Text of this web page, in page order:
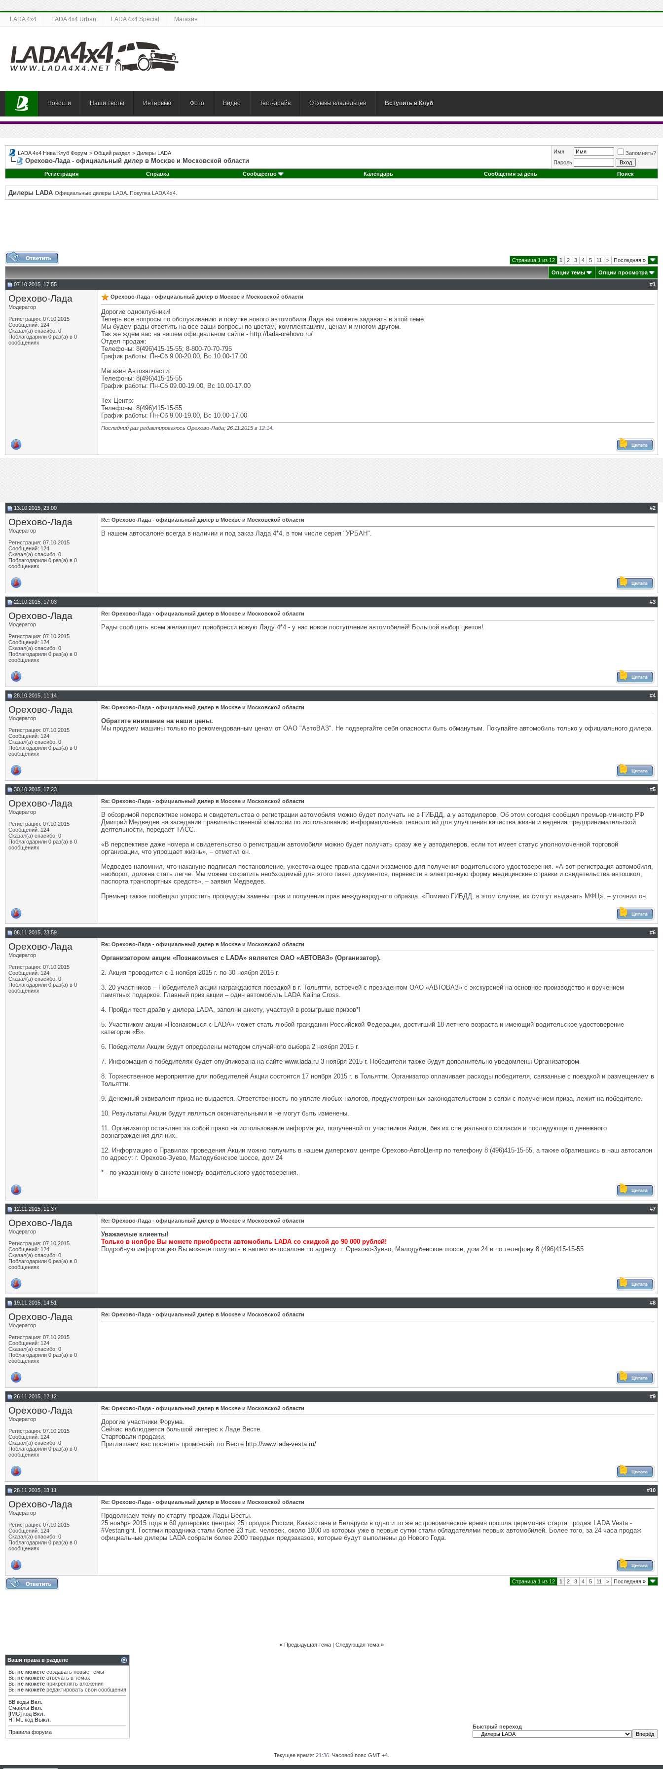
LADA 4x4 LADA 4x4 Urban LADA 4x4 Special Магазин
Новости Наши тесты Интервью Фото Видео Тест-драйв Отзывы владельцев Вступить в Клуб
LADA 4x4 Нива Клуб Форум > Общий раздел > Дилеры LADA
Орехово-Лада - официальный дилер в Москве и Московской области
Имя
Запомнить?
Пароль
Регистрация
Справка Сообщество Календарь Сообщения за день Поиск
Дилеры LADA Официальные дилеры LADA. Покупка LADA 4x4.
Страница 1 из 12 1 2 3 4 5 11 > Последняя »
Опции темы
Опции просмотра
07.10.2015, 17:55
#1
Орехово-Лада
Модератор
Регистрация: 07.10.2015
Сообщений: 124
Сказал(а) спасибо: 0
Поблагодарили 0 раз(а) в 0
сообщениях
Орехово-Лада - официальный дилер в Москве и Московской области
Дорогие одноклубники!
Теперь все вопросы по обслуживанию и покупке нового автомобиля Лада вы можете задавать в этой теме.
Мы будем рады ответить на все ваши вопросы по цветам, комплектациям, ценам и многом другом.
Так же ждем вас на нашем официальном сайте - http://lada-orehovo.ru/
Отдел продаж:
Телефоны: 8(496)415-15-55; 8-800-70-70-795
График работы: Пн-Сб 9.00-20.00, Вс 10.00-17.00
Магазин Автозапчасти:
Телефоны: 8(496)415-15-55
График работы: Пн-Сб 09.00-19.00, Вс 10.00-17.00
Тех Центр:
Телефоны: 8(496)415-15-55
График работы: Пн-Сб 9.00-19.00, Вс 10.00-17.00
Последний раз редактировалось Орехово-Лада; 26.11.2015 в 12:14
13.10.2015, 23:00 #2
Орехово-Лада
Модератор
Регистрация: 07.10.2015
Сообщений: 124
Сказал(а) спасибо: 0
Поблагодарили 0 раз(а) в 0
сообщениях
Re: Орехово-Лада - официальный дилер в Москве и Московской области
В нашем автосалоне всегда в наличии и под заказ Лада 4*4, в том числе серия "УРБАН".
22.10.2015, 17:03 #3
Орехово-Лада
Модератор
Регистрация: 07.10.2015
Сообщений: 124
Сказал(а) спасибо: 0
Поблагодарили 0 раз(а) в 0
сообщениях
Re: Орехово-Лада - официальный дилер в Москве и Московской области
Рады сообщить всем желающим приобрести новую Ладу 4*4 - у нас новое поступление автомобилей! Большой выбор цветов!
28.10.2015, 11:14 #4
Орехово-Лада
Модератор
Регистрация: 07.10.2015
Сообщений: 124
Сказал(а) спасибо: 0
Поблагодарили 0 раз(а) в 0
сообщениях
Re: Орехово-Лада - официальный дилер в Москве и Московской области
Обратите внимание на наши цены.
Мы продаем машины только по рекомендованным ценам от ОАО "АвтоВАЗ". Не подвергайте себя опасности быть обманутым. Покупайте автомобиль только у официального дилера.
30.10.2015, 17:23 #5
Орехово-Лада
Модератор
Регистрация: 07.10.2015
Сообщений: 124
Сказал(а) спасибо: 0
Поблагодарили 0 раз(а) в 0
сообщениях
Re: Орехово-Лада - официальный дилер в Москве и Московской области
В обозримой перспективе номера и свидетельства о регистрации автомобиля можно будет получать не в ГИБДД, а у автодилеров. Об этом сегодня сообщил премьер-министр РФ
Дмитрий Медведев на заседании правительственной комиссии по использованию информационных технологий для улучшения качества жизни и ведения предпринимательской
деятельности, передает ТАСС.
«В перспективе даже номера и свидетельство о регистрации автомобиля можно будет получать сразу же у автодилеров, если тот имеет статус уполномоченной торговой
организации, что упрощает жизнь», – отметил он.
Медведев напомнил, что накануне подписал постановление, ужесточающее правила сдачи экзаменов для получения водительского удостоверения. «А вот регистрация автомобиля,
наоборот, должна стать легче. Мы можем сократить необходимый для этого пакет документов, перевести в электронную форму медицинские справки и свидетельства автошкол,
паспорта транспортных средств», – заявил Медведев.
Премьер также пообещал упростить процедуры замены прав и получения прав международного образца. «Помимо ГИБДД, в этом случае, их смогут выдавать МФЦ», – уточнил он.
08.11.2015, 23:59 #6
Орехово-Лада
Модератор
Регистрация: 07.10.2015
Сообщений: 124
Сказал(а) спасибо: 0
Поблагодарили 0 раз(а) в 0
сообщениях
Re: Орехово-Лада - официальный дилер в Москве и Московской области
Организатором акции «Познакомься с LADA» является ОАО «АВТОВАЗ» (Организатор).
2. Акция проводится с 1 ноября 2015 г. по 30 ноября 2015 г.
3. 20 участников – Победителей акции награждаются поездкой в г. Тольятти, встречей с президентом ОАО «АВТОВАЗ» с экскурсией на основное производство и вручением
памятных подарков. Главный приз акции – один автомобиль LADA Kalina Cross.
4. Пройди тест-драйв у дилера LADA, заполни анкету, участвуй в розыгрыше призов*!
5. Участником акции «Познакомься с LADA» может стать любой гражданин Российской Федерации, достигший 18-летнего возраста и имеющий водительское удостоверение
категории «B».
6. Победители Акции будут определены методом случайного выбора 2 ноября 2015 г.
7. Информация о победителях будет опубликована на сайте www.lada.ru 3 ноября 2015 г. Победители также будут дополнительно уведомлены Организатором.
8. Торжественное мероприятие для победителей Акции состоится 17 ноября 2015 г. в Тольятти. Организатор оплачивает расходы победителя, связанные с поездкой и размещением в
Тольятти.
9. Денежный эквивалент приза не выдается. Ответственность по уплате любых налогов, предусмотренных законодательством в связи с получением приза, лежит на победителе.
10. Результаты Акции будут являться окончательными и не могут быть изменены.
11. Организатор оставляет за собой право на использование информации, полученной от участников Акции, без их специального согласия и последующего денежного
вознаграждения для них.
12. Информацию о Правилах проведения Акции можно получить в нашем дилерском центре Орехово-АвтоЦентр по телефону 8 (496)415-15-55, а также обратившись в наш автосалон
по адресу: г. Орехово-Зуево, Малодубенское шоссе, дом 24
* - по указанному в анкете номеру водительского удостоверения.
12.11.2015, 11:37 #7
Орехово-Лада
Модератор
Регистрация: 07.10.2015
Сообщений: 124
Сказал(а) спасибо: 0
Поблагодарили 0 раз(а) в 0
сообщениях
Re: Орехово-Лада - официальный дилер в Москве и Московской области
Уважаемые клиенты!
Только в ноябре Вы можете приобрести автомобиль LADA со скидкой до 90 000 рублей!
Подробную информацию Вы можете получить в нашем автосалоне по адресу: г. Орехово-Зуево, Малодубенское шоссе, дом 24 и по телефону 8 (496)415-15-55
19.11.2015, 14:51 #8
Орехово-Лада
Модератор
Регистрация: 07.10.2015
Сообщений: 124
Сказал(а) спасибо: 0
Поблагодарили 0 раз(а) в 0
сообщениях
Re: Орехово-Лада - официальный дилер в Москве и Московской области
26.11.2015, 12:12 #9
Орехово-Лада
Модератор
Регистрация: 07.10.2015
Сообщений: 124
Сказал(а) спасибо: 0
Поблагодарили 0 раз(а) в 0
сообщениях
Re: Орехово-Лада - официальный дилер в Москве и Московской области
Дорогие участники Форума.
Сейчас наблюдается большой интерес к Ладе Весте.
Стартовали продажи.
Приглашаем вас посетить промо-сайт по Весте http://www.lada-vesta.ru/
28.11.2015, 13:11 #10
Орехово-Лада
Модератор
Регистрация: 07.10.2015
Сообщений: 124
Сказал(а) спасибо: 0
Поблагодарили 0 раз(а) в 0
сообщениях
Re: Орехово-Лада - официальный дилер в Москве и Московской области
Продолжаем тему по старту продаж Лады Весты.
25 ноября 2015 года в 60 дилерских центрах 25 городов России, Казахстана и Беларуси в одно и то же астрономическое время прошла церемония старта продаж LADA Vesta -
#Vestanight. Гостями праздника стали более 23 тыс. человек, около 1000 из которых уже в первые сутки стали обладателями первых автомобилей. Более того, за 24 часа продаж
официальные дилеры LADA собрали более 2000 твердых предзаказов, которые будут выполнены до Нового Года.
Страница 1 из 12 1 2 3 4 5 11 > Последняя »
« Предыдущая тема| Следующая тема »
Ваши права в разделе
Вы не можете создавать новые темы
Вы не можете отвечать в темах
Вы не можете прикреплять вложения
Вы не можете редактировать свои сообщения
BB коды Вкл.
Смайлы Вкл.
[IMG] код Вкл.
HTML код Выкл.
Правила форума
Быстрый переход
Текущее время: 21:36 . Часовой пояс GMT +4.